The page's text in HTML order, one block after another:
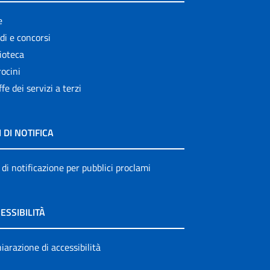
e concorsi
dei servizi a terzi
DI NOTIFICA
notificazione per pubblici proclami
di accessibilità